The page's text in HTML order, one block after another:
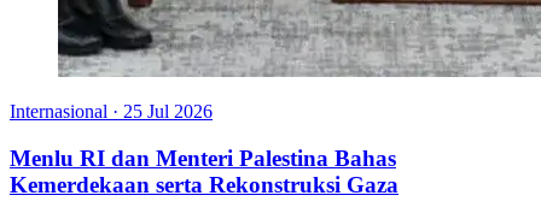
Internasional · 25 Jul 2026
Menlu RI dan Menteri Palestina Bahas
Kemerdekaan serta Rekonstruksi Gaza